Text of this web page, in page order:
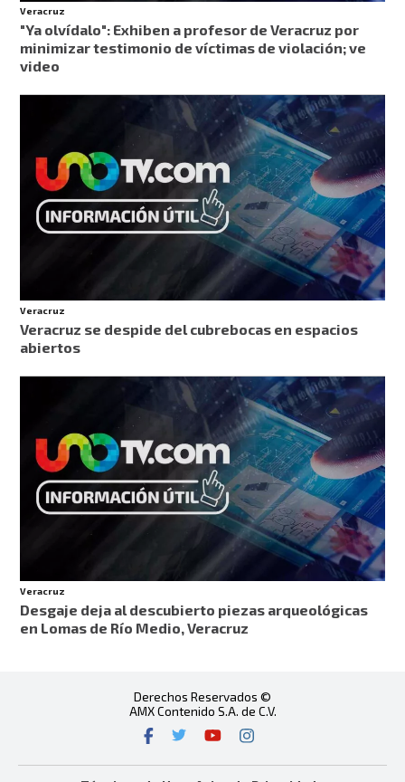
Veracruz
"Ya olvídalo": Exhiben a profesor de Veracruz por
minimizar testimonio de víctimas de violación; ve
video
Veracruz
Veracruz se despide del cubrebocas en espacios
abiertos
Veracruz
Desgaje deja al descubierto piezas arqueológicas
en Lomas de Río Medio, Veracruz
Derechos Reservados ©
AMX Contenido S.A. de C.V.